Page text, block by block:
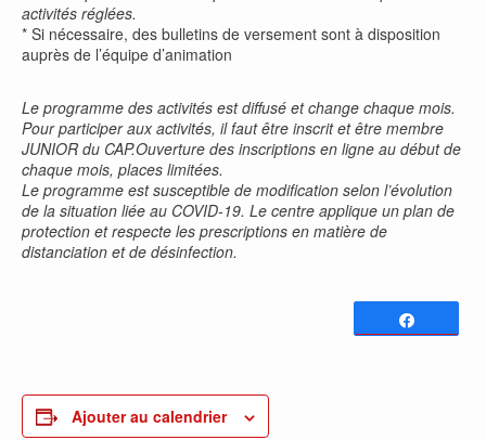
activités réglées.
* Si nécessaire, des bulletins de versement sont à disposition
auprès de l’équipe d’animation
Le programme des activités est diffusé et change chaque mois.
Pour participer aux activités, il faut être inscrit et être membre
JUNIOR du CAP.Ouverture des inscriptions en ligne au début de
chaque mois, places limitées.
Le programme est susceptible de modification selon l’évolution
de la situation liée au COVID-19. Le centre applique un plan de
protection et respecte les prescriptions en matière de
distanciation et de désinfection.
Ajouter au calendrier